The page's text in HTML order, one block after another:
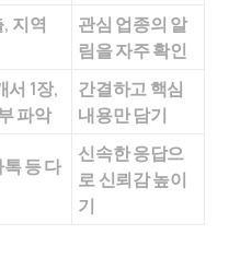
지역
관심 업종의 알
림을 자주 확인
서 1장,
파악
간결하고 핵심
내용만 담기
등 다
신속한 응답으
로 신뢰감 높이
기